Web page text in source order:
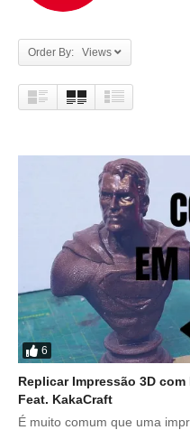
Order By: Views
6
Replicar Impressão 3D
Feat. KakaCraft
É muito comum que uma